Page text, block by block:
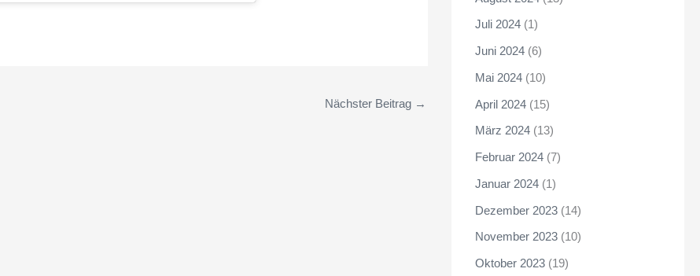
Nächster Beitrag →
Juli 2024 (1)
Juni 2024 (6)
Mai 2024 (10)
April 2024 (15)
März 2024 (13)
Februar 2024 (7)
Januar 2024 (1)
Dezember 2023 (14)
November 2023 (10)
Oktober 2023 (19)